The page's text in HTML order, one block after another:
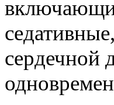
сердечной